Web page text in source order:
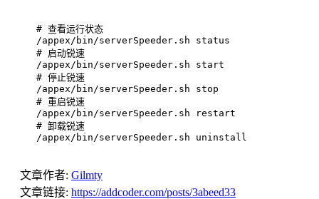
# 查看运行状态
/appex/bin/serverSpeeder.sh status
# 启动锐速
/appex/bin/serverSpeeder.sh start
# 停止锐速
/appex/bin/serverSpeeder.sh stop
# 重启锐速
/appex/bin/serverSpeeder.sh restart
# 卸载锐速
/appex/bin/serverSpeeder.sh uninstall
文章作者: Gilmty
文章链接: https://addcoder.com/posts/3abeed33